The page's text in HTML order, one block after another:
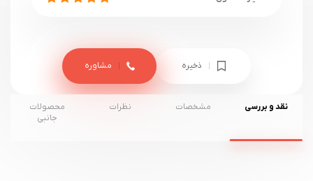
ذخیره مشاوره
نقد و بررسی مشخصات نظرات
محصولات
جانبی